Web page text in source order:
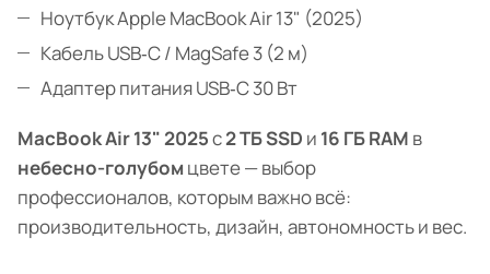
Ноутбук Apple MacBook Air 13" (2025)
Кабель USB‑C / MagSafe 3 (2 м)
Адаптер питания USB‑C 30 Вт
MacBook Air 13" 2025с2 ТБ SSD и 16 ГБ RAM в
небесно-голубом цвете — выбор
профессионалов, которым важно всё:
производительность, дизайн, автономность и вес.